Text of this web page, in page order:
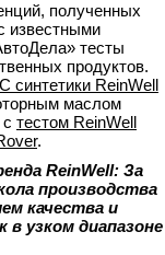
полученных
известными
тесты
продуктов.
синтетики ReinWell
маслом
тестом ReinWell
.
ReinWell: За
производства
качества и
в узком диапазоне